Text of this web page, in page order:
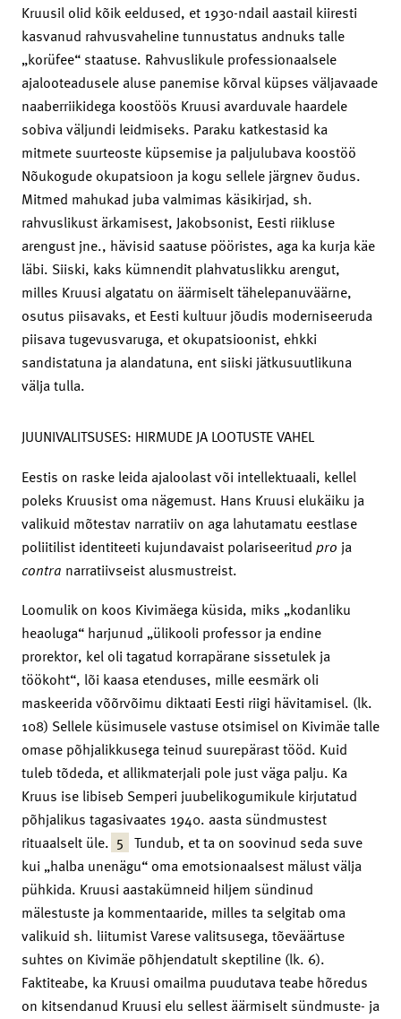
Kruusil olid kõik eeldused, et 1930-ndail aastail kiiresti
kasvanud rahvusvaheline tunnustatus andnuks talle
„korüfee“ staatuse. Rahvuslikule professionaalsele
ajalooteadusele aluse panemise kõrval küpses väljavaade
naaberriikidega koostöös Kruusi avarduvale haardele
sobiva väljundi leidmiseks. Paraku katkestasid ka
mitmete suurteoste küpsemise ja paljulubava koostöö
Nõukogude okupatsioon ja kogu sellele järgnev õudus.
Mitmed mahukad juba valmimas käsikirjad, sh.
rahvuslikust ärkamisest, Jakobsonist, Eesti riikluse
arengust jne., hävisid saatuse pööristes, aga ka kurja käe
läbi. Siiski, kaks kümnendit plahvatuslikku arengut,
milles Kruusi algatatu on äärmiselt tähelepanuväärne,
osutus piisavaks, et Eesti kultuur jõudis moderniseeruda
piisava tugevusvaruga, et okupatsioonist, ehkki
sandistatuna ja alandatuna, ent siiski jätkusuutlikuna
välja tulla.
JUUNIVALITSUSES: HIRMUDE JA LOOTUSTE VAHEL
Eestis on raske leida ajaloolast või intellektuaali, kellel
poleks Kruusist oma nägemust. Hans Kruusi elukäiku ja
valikuid mõtestav narratiiv on aga lahutamatu eestlase
poliitilist identiteeti kujundavaist polariseeritud pro ja
contra narratiivseist alusmustreist.
Loomulik on koos Kivimäega küsida, miks „kodanliku
heaoluga“ harjunud „ülikooli professor ja endine
prorektor, kel oli tagatud korrapärane sissetulek ja
töökoht“, lõi kaasa etenduses, mille eesmärk oli
maskeerida võõrvõimu diktaati Eesti riigi hävitamisel. (lk.
108) Sellele küsimusele vastuse otsimisel on Kivimäe talle
omase põhjalikkusega teinud suurepärast tööd. Kuid
tuleb tõdeda, et allikmaterjali pole just väga palju. Ka
Kruus ise libiseb Semperi juubelikogumikule kirjutatud
põhjalikus tagasivaates 1940. aasta sündmustest
rituaalselt üle. 5 Tundub, et ta on soovinud seda suve
kui „halba unenägu“ oma emotsionaalsest mälust välja
pühkida. Kruusi aastakümneid hiljem sündinud
mälestuste ja kommentaaride, milles ta selgitab oma
valikuid sh. liitumist Varese valitsusega, tõeväärtuse
suhtes on Kivimäe põhjendatult skeptiline (lk. 6).
Faktiteabe, ka Kruusi omailma puudutava teabe hõredus
on kitsendanud Kruusi elu sellest äärmiselt sündmuste- ja